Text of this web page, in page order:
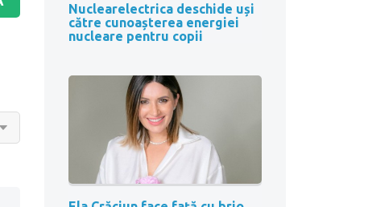
Nuclearelectrica deschide uși
către cunoașterea energiei
nucleare pentru copii